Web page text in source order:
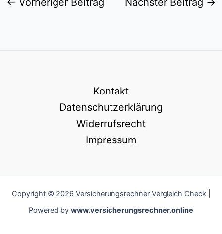
Kontakt
Datenschutzerklärung
Widerrufsrecht
Impressum
Copyright © 2026 Versicherungsrechner Vergleich Check |
Powered by www.versicherungsrechner.online